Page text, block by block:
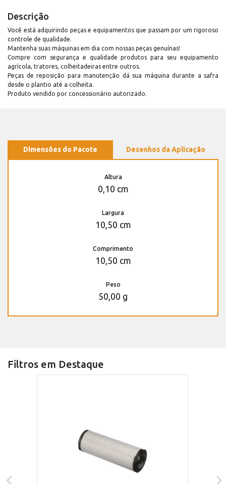
Descrição
Você está adquirindo peças e equipamentos que passam por um rigoroso
controle de qualidade.
Mantenha suas máquinas em dia com nossas peças genuínas!
Compre com segurança e qualidade produtos para seu equipamento
agrícola, tratores, colheitadeiras entre outros.
Peças de reposição para manutenção dá sua máquina durante a safra
desde o plantio até a colheita.
Produto vendido por concessionário autorizado.
Dimensões do Pacote Desenhos da Aplicação
Altura
0,10 cm
Largura
10,50 cm
Comprimento
10,50 cm
Peso
50,00 g
Filtros em Destaque